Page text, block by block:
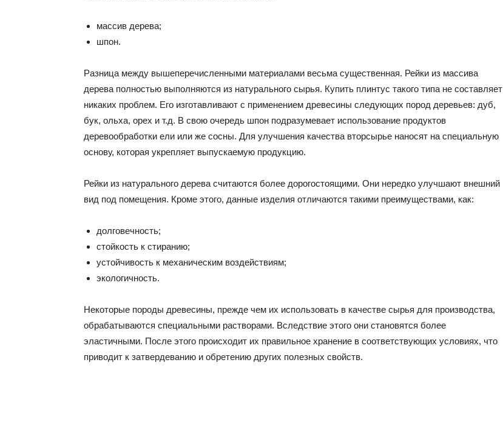
массив дерева;
шпон.
Разница между вышеперечисленными материалами весьма существенная. Рейки из массива
дерева полностью выполняются из натурального сырья. Купить плинтус такого типа не составляет
никаких проблем. Его изготавливают с применением древесины следующих пород деревьев: дуб,
бук, ольха, орех и т.д. В свою очередь шпон подразумевает использование продуктов
деревообработки ели или же сосны. Для улучшения качества вторсырье наносят на специальную
основу, которая укрепляет выпускаемую продукцию.
Рейки из натурального дерева считаются более дорогостоящими. Они нередко улучшают внешний
вид под помещения. Кроме этого, данные изделия отличаются такими преимуществами, как:
долговечность;
стойкость к стиранию;
устойчивость к механическим воздействиям;
экологичность.
Некоторые породы древесины, прежде чем их использовать в качестве сырья для производства,
обрабатываются специальными растворами. Вследствие этого они становятся более
эластичными. После этого происходит их правильное хранение в соответствующих условиях, что
приводит к затвердеванию и обретению других полезных свойств.